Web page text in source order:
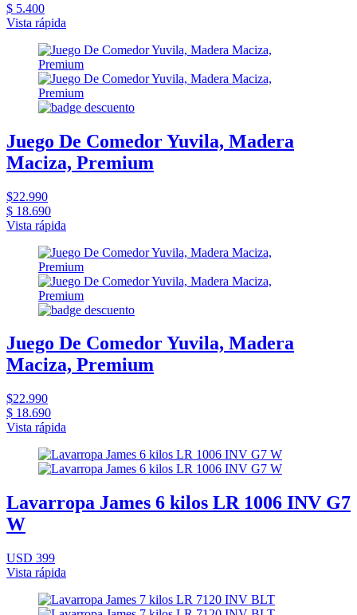
$ 5.400
Vista rápida
Juego De Comedor Yuvila, Madera
Maciza, Premium
$22.990
$ 18.690
Vista rápida
Juego De Comedor Yuvila, Madera
Maciza, Premium
$22.990
$ 18.690
Vista rápida
Lavarropa James 6 kilos LR 1006 INV G7
W
USD 399
Vista rápida